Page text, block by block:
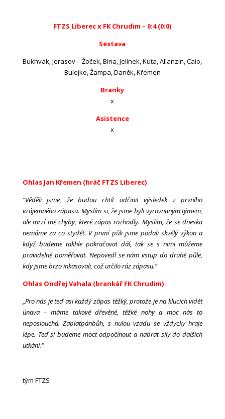
FTZS Liberec x FK Chrudim – 0:4 (0:0)
Sestava
Bukhvak, Jerasov – Žoček, Bína, Jelínek, Kuta, Allanzin, Caio,
Bulejko, Žampa, Daněk, Křemen
Branky
x
Asistence
x
Ohlas Jan Křemen (hráč FTZS Liberec)
“Věděli jsme, že budou chtít odčinit výsledek z prvního
vzájemného zápasu. Myslím si, že jsme byli vyrovnaným týmem,
ale mrzí mě chyby, které zápas rozhodly. Myslím, že se dneska
nemáme za co stydět. V první půli jsme podali skvělý výkon a
když budeme takhle pokračovat dál, tak se s nimi můžeme
pravidelně poměřovat. Nepovedl se nám vstup do druhé půle,
kdy jsme brzo inkasovali, což určilo ráz zápasu.”
Ohlas Ondřej Vahala (brankář FK Chrudim)
„Pro nás je teď asi každý zápas těžký, protože je na klucích vidět
únava – máme takové dřevěné, těžké nohy a moc nás to
neposlouchá. Zaplaťpánbůh, s nulou vzadu se vždycky hraje
lépe. Teď si budeme moct odpočinout a nabrat síly do dalších
utkání.“
tým FTZS